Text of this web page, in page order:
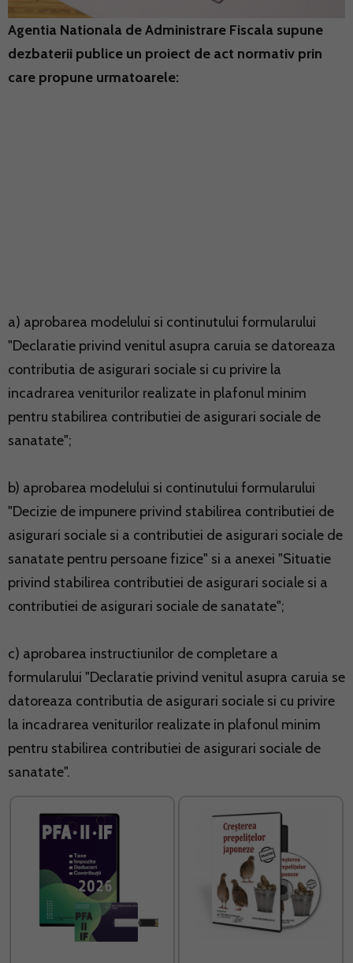
Agentia Nationala de Administrare Fiscala supune
dezbaterii publice un proiect de act normativ prin
care propune urmatoarele:
a) aprobarea modelului si continutului formularului
"Declaratie privind venitul asupra caruia se datoreaza
contributia de asigurari sociale si cu privire la
incadrarea veniturilor realizate in plafonul minim
pentru stabilirea contributiei de asigurari sociale de
sanatate";
b) aprobarea modelului si continutului formularului
"Decizie de impunere privind stabilirea contributiei de
asigurari sociale si a contributiei de asigurari sociale de
sanatate pentru persoane fizice" si a anexei "Situatie
privind stabilirea contributiei de asigurari sociale si a
contributiei de asigurari sociale de sanatate";
c) aprobarea instructiunilor de completare a
formularului "Declaratie privind venitul asupra caruia se
datoreaza contributia de asigurari sociale si cu privire
la incadrarea veniturilor realizate in plafonul minim
pentru stabilirea contributiei de asigurari sociale de
sanatate".